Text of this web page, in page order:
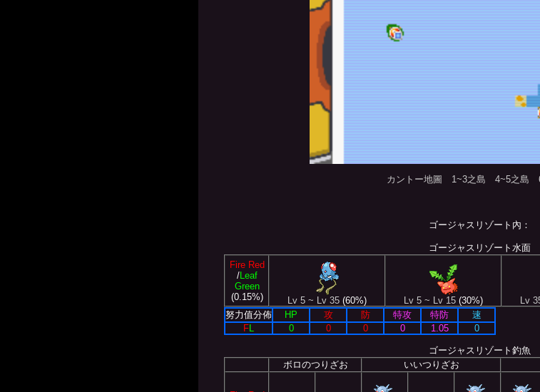
カントー地圖 1~3之島 4~5之島
ゴージャスリゾート內：
ゴージャスリゾート水面
Fire Red
/Leaf
Green
(0.15%)
Lv 5 ~ Lv 35 (60%) Lv 5 ~ Lv 15 (30%) Lv
努力值分佈
HP 攻 防 特攻 特防
速
FL 0 0 0 0 1.05 0
ゴージャスリゾート釣魚
ボロのつりざお
いいつりざお